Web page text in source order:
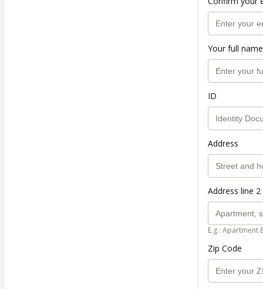
Your full name
ID
Address
Address line
E.g.: Apartment
Zip Code